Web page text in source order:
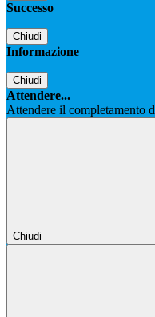
Successo
Chiudi
Informazione
Chiudi
Attendere...
Attendere il completamento
Chiudi